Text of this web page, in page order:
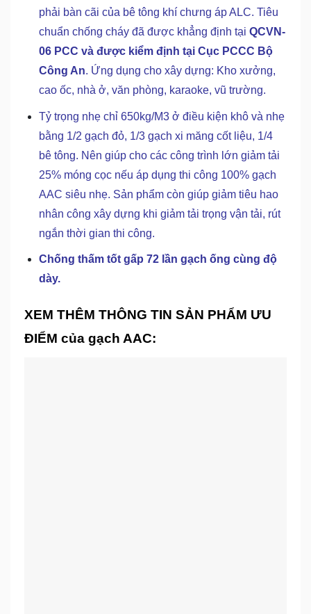
phải bàn cãi của bê tông khí chưng áp ALC. Tiêu
chuẩn chống cháy đã được khẳng định tại QCVN-
06 PCC và được kiểm định tại Cục PCCC Bộ
Công An. Ứng dụng cho xây dựng: Kho xưởng,
cao ốc, nhà ở, văn phòng, karaoke, vũ trường.
Tỷ trọng nhẹ chỉ 650kg/M3 ở điều kiện khô và nhẹ
bằng 1/2 gạch đỏ, 1/3 gạch xi măng cốt liệu, 1/4
bê tông. Nên giúp cho các công trình lớn giảm tải
25% móng cọc nếu áp dụng thi công 100% gạch
AAC siêu nhẹ. Sản phẩm còn giúp giảm tiêu hao
nhân công xây dựng khi giảm tải trọng vận tải, rút
ngắn thời gian thi công.
Chống thấm tốt gấp 72 lần gạch ống cùng độ
dày.
XEM THÊM THÔNG TIN SẢN PHẨM ƯU
ĐIỂM của gạch AAC: